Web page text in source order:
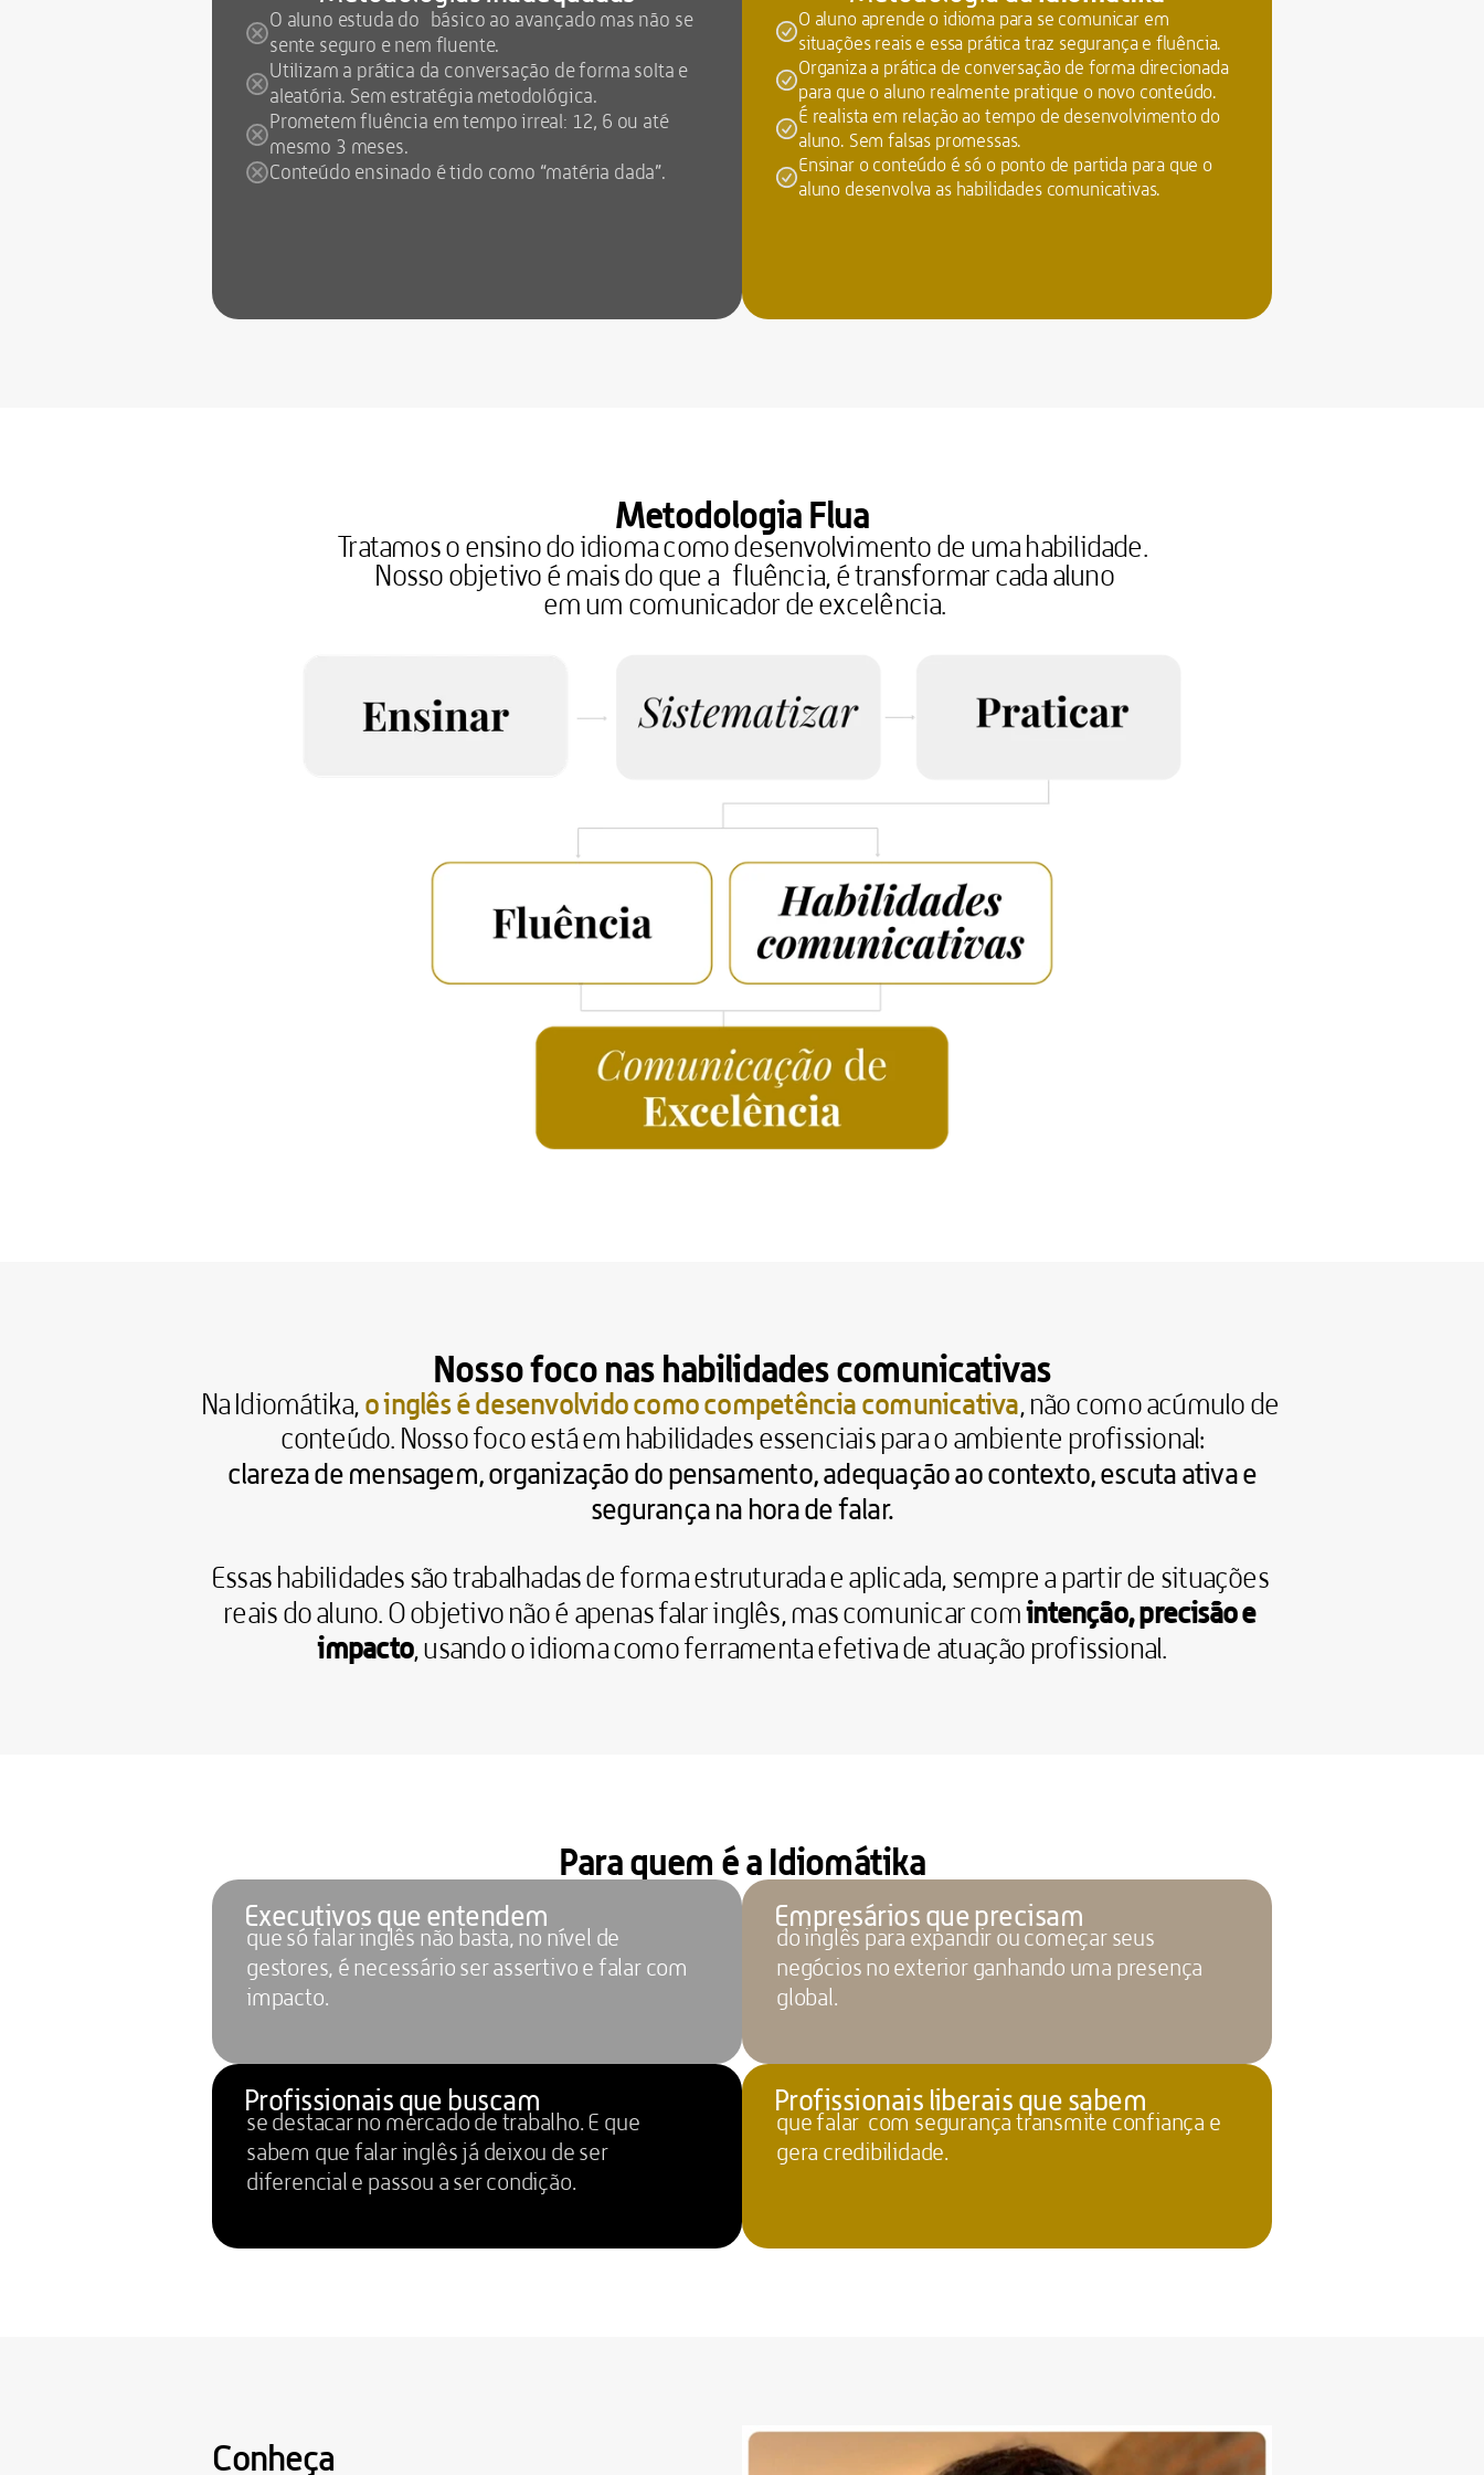
O aluno estuda do  básico ao avançado mas não se
sente seguro e nem fluente.
Utilizam a prática da conversação de forma solta e
aleatória. Sem estratégia metodológica.
Prometem fluência em tempo irreal: 12, 6 ou até
mesmo 3 meses.
Conteúdo ensinado é tido como “matéria dada”.
O aluno aprende o idioma para se comunicar em
situações reais e essa prática traz segurança e fluência.
Organiza a prática de conversação de forma direcionada
para que o aluno realmente pratique o novo conteúdo.
É realista em relação ao tempo de desenvolvimento do
aluno. Sem falsas promessas.
Ensinar o conteúdo é só o ponto de partida para que o
aluno desenvolva as habilidades comunicativas.
Metodologia Flua
Tratamos o ensino do idioma como desenvolvimento de uma habilidade.
Nosso objetivo é mais do que a  fluência, é transformar cada aluno
em um comunicador de excelência.
Nosso foco nas habilidades comunicativas
Na Idiomátika, o inglês é desenvolvido como competência comunicativa, não como acúmulo de
conteúdo. Nosso foco está em habilidades essenciais para o ambiente profissional:
clareza de mensagem, organização do pensamento, adequação ao contexto, escuta ativa e
segurança na hora de falar.
Essas habilidades são trabalhadas de forma estruturada e aplicada, sempre a partir de situações
reais do aluno. O objetivo não é apenas falar inglês, mas comunicar com intenção, precisão e
impacto, usando o idioma como ferramenta efetiva de atuação profissional.
Para quem é a Idiomátika
Executivos que entendem
que só falar inglês não basta, no nível de
gestores, é necessário ser assertivo e falar com
impacto.
Empresários que precisam
do inglês para expandir ou começar seus
negócios no exterior ganhando uma presença
global.
Profissionais que buscam
se destacar no mercado de trabalho. E que
sabem que falar inglês já deixou de ser
diferencial e passou a ser condição.
Profissionais liberais que sabem
que falar com segurança transmite confiança e
gera credibilidade.
Conheça